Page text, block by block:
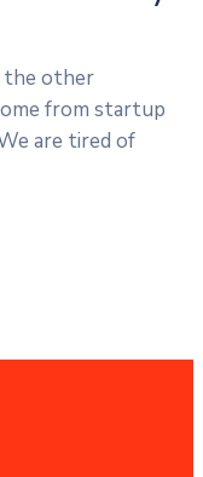
the other
from startup
are tired of